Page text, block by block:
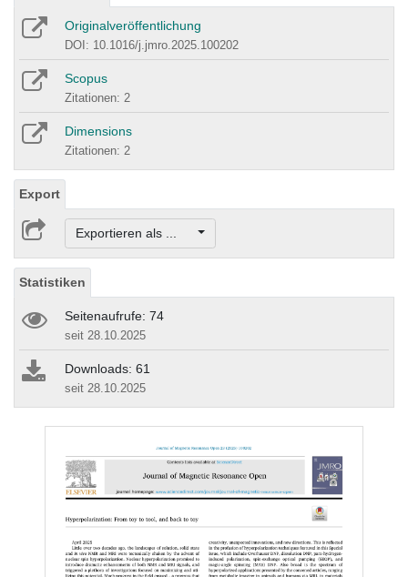
Originalveröffentlichung
DOI: 10.1016/j.jmro.2025.100202
Scopus
Zitationen: 2
Dimensions
Zitationen: 2
Export
Exportieren als ...
Statistiken
Seitenaufrufe: 74
seit 28.10.2025
Downloads: 61
seit 28.10.2025